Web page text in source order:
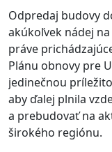
Odpredaj budovy
akúkoľvek nádej
práve
Plánu obnovy pre
jedinečnou
aby ďalej plnila
a prebudovať na
širokého